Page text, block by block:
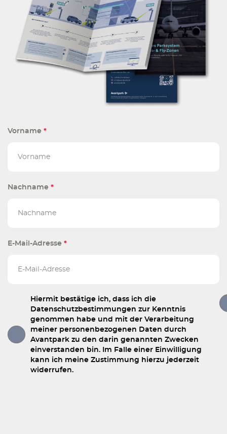
Vorname *
Nachname *
E-Mail-Adresse *
Hiermit bestätige ich, dass ich die
Datenschutzbestimmungen zur Kenntnis
genommen habe und mit der Verarbeitung
meiner personenbezogenen Daten durch
Avantpark zu den darin genannten Zwecken
einverstanden bin. Im Falle einer Einwilligung
kann ich meine Zustimmung hierzu jederzeit
widerrufen.